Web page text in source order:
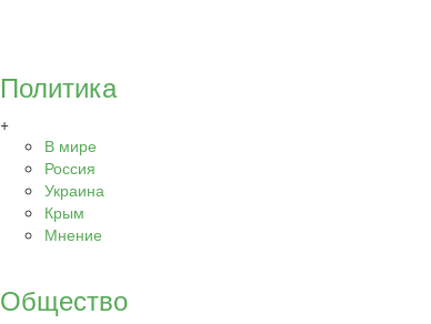
Политика
+
В мире
Россия
Украина
Крым
Мнение
Общество